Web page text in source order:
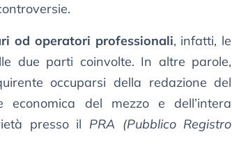
od operatori professionali, infatti, le
due parti coinvolte. In altre parole,
occuparsi della redazione del
del mezzo e dell’intera
presso il PRA (Pubblico Registro